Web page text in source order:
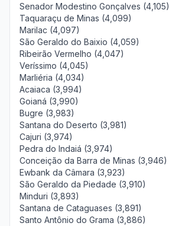
Senador Modestino Gonçalves (4,105)
Taquaraçu de Minas (4,099)
Marilac (4,097)
São Geraldo do Baixio (4,059)
Ribeirão Vermelho (4,047)
Veríssimo (4,045)
Marliéria (4,034)
Acaiaca (3,994)
Goianá (3,990)
Bugre (3,983)
Santana do Deserto (3,981)
Cajuri (3,974)
Pedra do Indaiá (3,974)
Conceição da Barra de Minas (3,946)
Ewbank da Câmara (3,923)
São Geraldo da Piedade (3,910)
Minduri (3,893)
Santana de Cataguases (3,891)
Santo Antônio do Grama (3,886)